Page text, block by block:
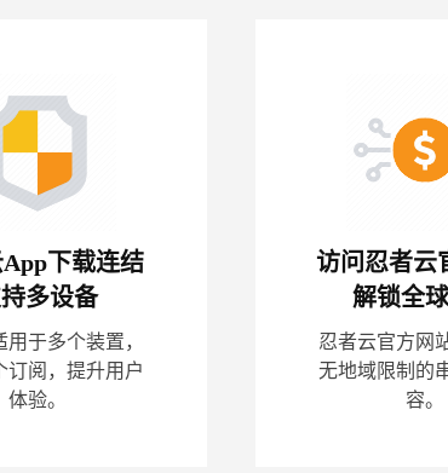
下载连结
多设备
于多个装置，
订阅，提升用户
体验。
访问忍者云
解锁全
忍者云官方网
无地域限制的
容。